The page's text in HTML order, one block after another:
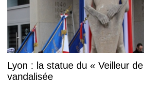
Lyon : la statue du « Veilleur
vandalisée